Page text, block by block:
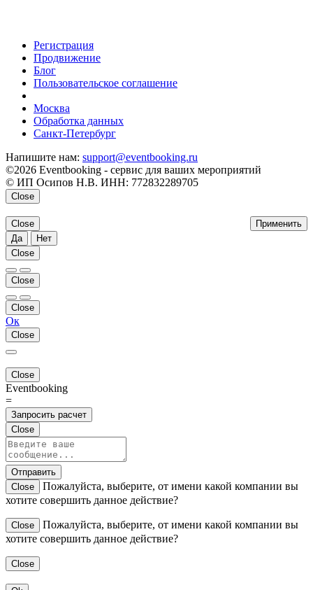
Регистрация
Продвижение
Блог
Пользовательское соглашение
Москва
Обработка данных
Санкт-Петербург
Напишите нам: support@eventbooking.ru
©2026 Eventbooking - сервис для ваших мероприятий
© ИП Осипов Н.В. ИНН: 772832289705
Close
Применить
Close
Да
Нет
Close
Close
Close
Ок
Close
Close
Eventbooking
=
Запросить расчет
Close
Отправить
Close
Пожалуйста, выберите, от имени какой компании вы
хотите совершить данное действие?
Close
Пожалуйста, выберите, от имени какой компании вы
хотите совершить данное действие?
Close